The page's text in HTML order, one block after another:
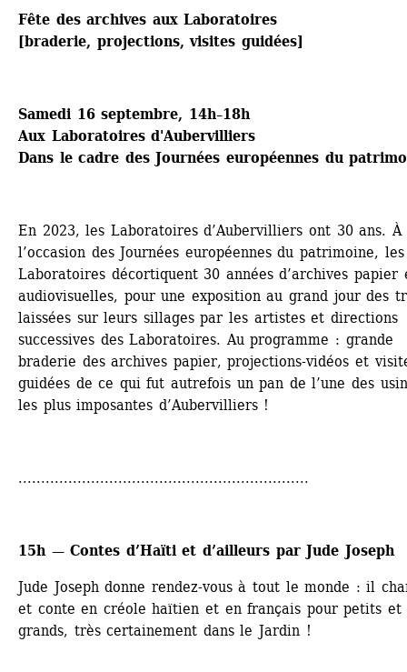
Fête des archives aux Laboratoires
[braderie, projections, visites guidées]
Samedi 16 septembre, 14h–18h
Aux Laboratoires d'Aubervilliers
Dans le cadre des Journées européennes du
En 2023, les Laboratoires d’Aubervilliers ont 30 ans. À
l’occasion des Journées européennes du patrimoine, les
Laboratoires décortiquent 30 années d’archives papier
audiovisuelles, pour une exposition au grand jour des
laissées sur leurs sillages par les artistes et directions
successives des Laboratoires. Au programme : grande
braderie des archives papier, projections-vidéos et
guidées de ce qui fut autrefois un pan de l’une des
les plus imposantes d’Aubervilliers !
................................................................
15h — Contes d’Haïti et d’ailleurs par Jude Joseph
Jude Joseph donne rendez-vous à tout le monde : il
et conte en créole haïtien et en français pour petits et
grands, très certainement dans le Jardin !